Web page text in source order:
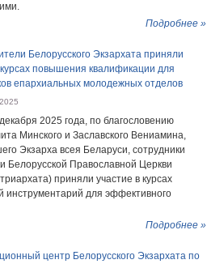
Подробнее »
Белорусского Экзархата приняли
курсах повышения квалификации для
епархиальных молодежных отделов
2025 года, по благословению
Минского и Заславского Вениамина,
Экзарха всея Беларуси, сотрудники
Православной Церкви
приняли участие в курсах
для эффективного
Подробнее »
центр Белорусского Экзархата по